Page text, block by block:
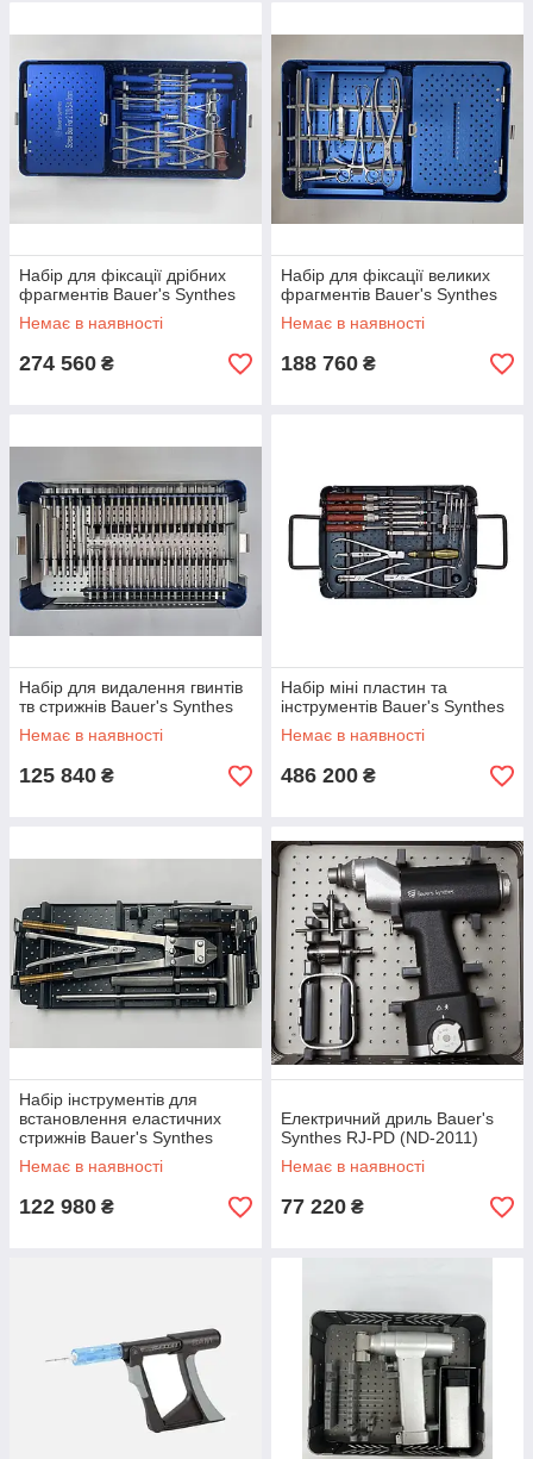
Набір для фіксації дрібних
фрагментів Bauer's Synthes
Немає в наявності
274 560 ₴
Набір для фіксації великих
фрагментів Bauer's Synthes
Немає в наявності
188 760 ₴
Набір для видалення гвинтів
тв стрижнів Bauer's Synthes
Немає в наявності
125 840 ₴
Набір міні пластин та
інструментів Bauer's Synthes
Немає в наявності
486 200 ₴
Набір інструментів для
встановлення еластичних
стрижнів Bauer's Synthes
Немає в наявності
122 980 ₴
Електричний дриль Bauer's
Synthes RJ-PD (ND-2011)
Немає в наявності
77 220 ₴